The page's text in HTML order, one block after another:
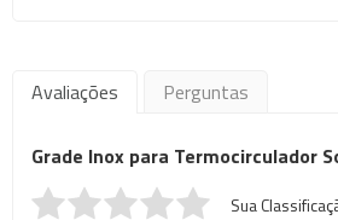
Avaliações Perguntas
Grade Inox para Termocirculador
Sua